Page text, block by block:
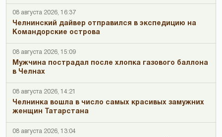
08 августа 2026, 16:37
Челнинский дайвер отправился в экспедицию на
Командорские острова
08 августа 2026, 15:09
Мужчина пострадал после хлопка газового баллона
в Челнах
08 августа 2026, 14:21
Челнинка вошла в число самых красивых замужних
женщин Татарстана
08 августа 2026, 13:04